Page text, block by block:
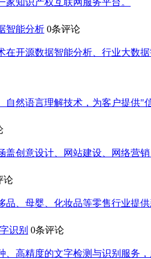
智能分析 0条评论
在开源数据智能分析、行业大数
自然语言理解技术，为客户提供"
盖创意设计、网站建设、网络营
论
品、母婴、化妆品等零售行业提
识别 0条评论
、高精度的文字检测与识别服务